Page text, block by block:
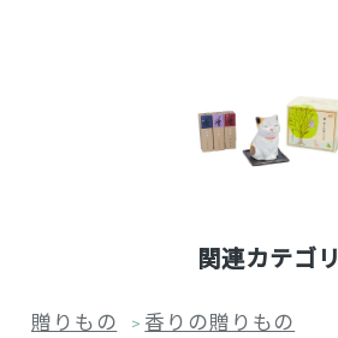
関連カテゴリ
贈りもの > 香りの贈りもの